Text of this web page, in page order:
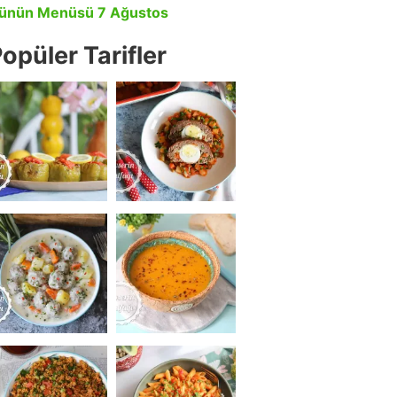
Menüsü 7 Ağustos
Tarifler